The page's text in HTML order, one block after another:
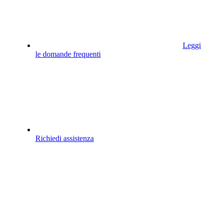
Leggi
le domande frequenti
Richiedi assistenza